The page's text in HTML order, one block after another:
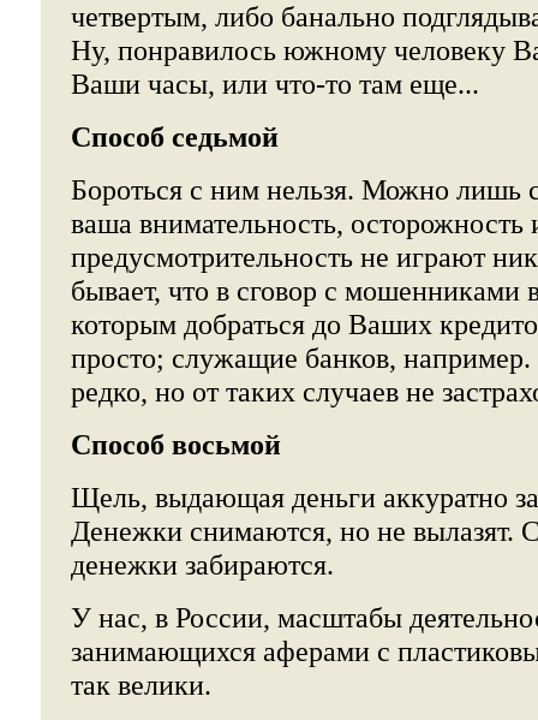
четвертым, либо банально
Ну, понравилось южному человеку
Ваши часы, или что-то там еще...
Способ седьмой
Бороться с ним нельзя. Можно лишь
ваша внимательность, осторожность
предусмотрительность не играют
бывает, что в сговор с мошенниками
которым добраться до Ваших
просто; служащие банков, например.
редко, но от таких случаев не
Способ восьмой
Щель, выдающая деньги аккуратно
Денежки снимаются, но не вылазят.
денежки забираются.
У нас, в России, масштабы
занимающихся аферами с
так велики.